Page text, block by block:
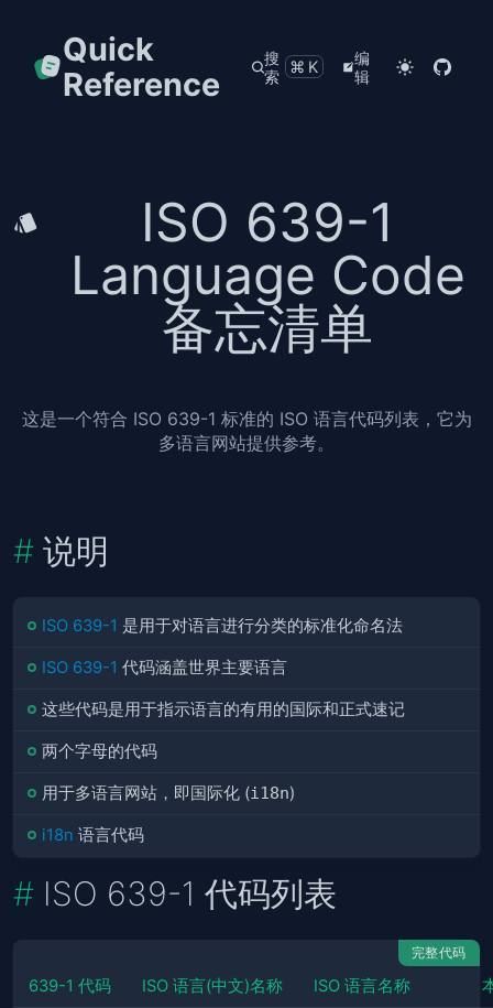
Quick
Reference
搜
索
⌘K
编
辑
ISO 639-1
Language Code
备忘清单
这是一个符合 ISO 639-1 标准的 ISO 语言代码列表，它为
多语言网站提供参考。
说明
ISO 639-1 是用于对语言进行分类的标准化命名法
ISO 639-1 代码涵盖世界主要语言
这些代码是用于指示语言的有用的国际和正式速记
两个字母的代码
用于多语言网站，即国际化 (i18n)
i18n 语言代码
ISO 639-1 代码列表
完整代码
639-1 代码 ISO 语言(中文)名称 ISO 语言名称